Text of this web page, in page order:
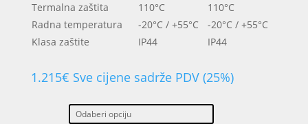
Termalna zaštita
110°C
110°C
Radna temperatura
-20°C / +55°C
-20°C / +55°C
Klasa zaštite
IP44 IP44
1.215€ Sve cijene sadrže PDV (25%)